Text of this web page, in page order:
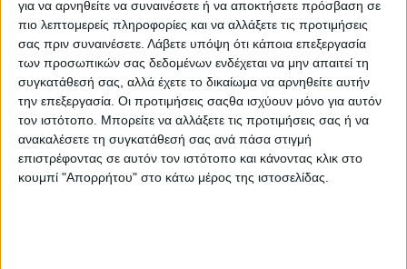
για να αρνηθείτε να συναινέσετε ή να αποκτήσετε πρόσβαση σε
πιο λεπτομερείς πληροφορίες και να αλλάξετε τις προτιμήσεις
σας πριν συναινέσετε. Λάβετε υπόψη ότι κάποια επεξεργασία
των προσωπικών σας δεδομένων ενδέχεται να μην απαιτεί τη
συγκατάθεσή σας, αλλά έχετε το δικαίωμα να αρνηθείτε αυτήν
την επεξεργασία. Οι προτιμήσεις σαςθα ισχύουν μόνο για αυτόν
τον ιστότοπο. Μπορείτε να αλλάξετε τις προτιμήσεις σας ή να
ανακαλέσετε τη συγκατάθεσή σας ανά πάσα στιγμή
επιστρέφοντας σε αυτόν τον ιστότοπο και κάνοντας κλικ στο
κουμπί "Απορρήτου" στο κάτω μέρος της ιστοσελίδας.
τετρακύλινδρο μοτέρ 2,0 λτ., το οποίο αποδίδει 163
+ 19 ίππων. Όλες οι εκδόσεις του MINI Countryman
συνοδεύονται αποκλειστικά με αυτόματο κιβώτιο
ταχυτήτων. Η πλούσια γκάμα ολοκληρώνεται με
δύο αμιγώς ηλεκτρικές εκδόσεις, τις Ε και SE ALL4
με ισχύ 204 και 313 ίππων.
Οι τιμές στην Ελλάδα